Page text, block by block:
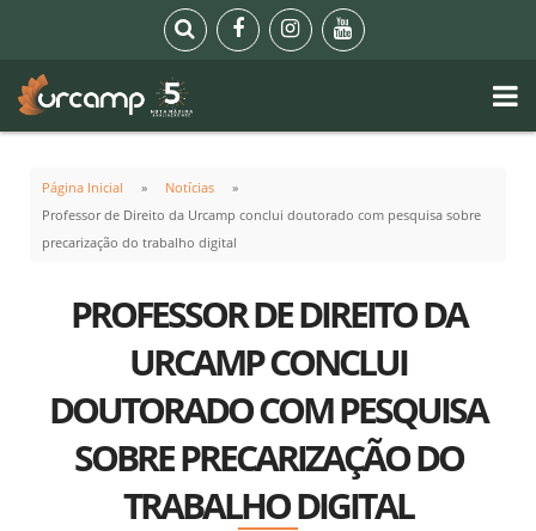
Página Inicial
Notícias
Professor de Direito da Urcamp conclui doutorado com pesquisa sobre
precarização do trabalho digital
PROFESSOR DE DIREITO DA
URCAMP CONCLUI
DOUTORADO COM PESQUISA
SOBRE PRECARIZAÇÃO DO
TRABALHO DIGITAL